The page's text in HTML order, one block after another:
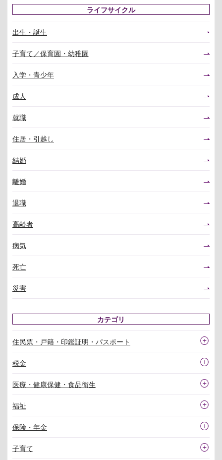
ライフサイクル
出生・誕生
子育て／保育園・幼稚園
入学・青少年
成人
就職
住居・引越し
結婚
離婚
退職
高齢者
病気
死亡
災害
カテゴリ
住民票・戸籍・印鑑証明・パスポート
税金
医療・健康保健・食品衛生
福祉
保険・年金
子育て